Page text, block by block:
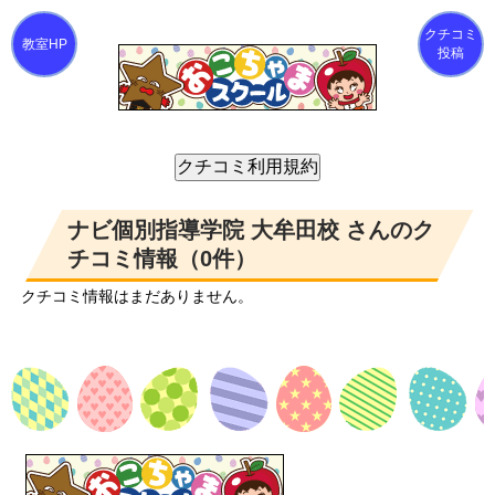
クチコミ
投稿
ナビ個別指導学院 大牟田校 さんのク
チコミ情報（0件）
クチコミ情報はまだありません。